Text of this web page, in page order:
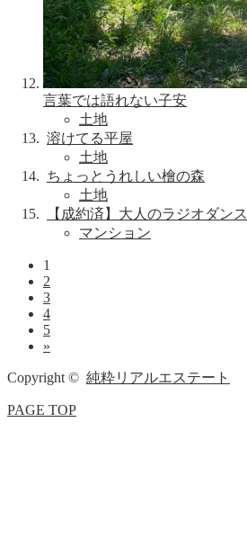
言葉では語れない子安
土地
溶けてる平屋
土地
ちょっとうれしい檜の森
土地
【成約済】大人のラジオダンス
マンション
1
2
3
4
5
»
Copyright © 純粋リアルエステート
PAGE TOP